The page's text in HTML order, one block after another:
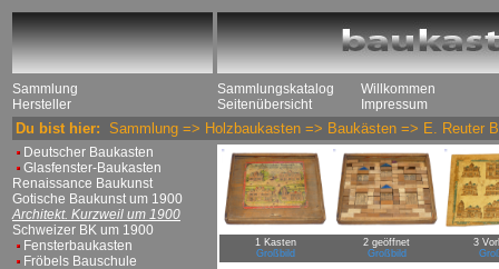
Sammlung
Hersteller
Sammlungskatalog
Seitenübersicht
Willkommen
Impressum
Du bist hier: Sammlung => Holzbaukasten => Baukästen => E. Reuter
Deutscher Baukasten
Glasfenster-Baukasten
Renaissance Baukunst
Gotische Baukunst um 1900
Architekt. Kurzweil um 1900
Schweizer BK um 1900
Fensterbaukasten
Fröbels Bauschule
1 Kasten
Großbild
2 geöffnet
Großbild
3